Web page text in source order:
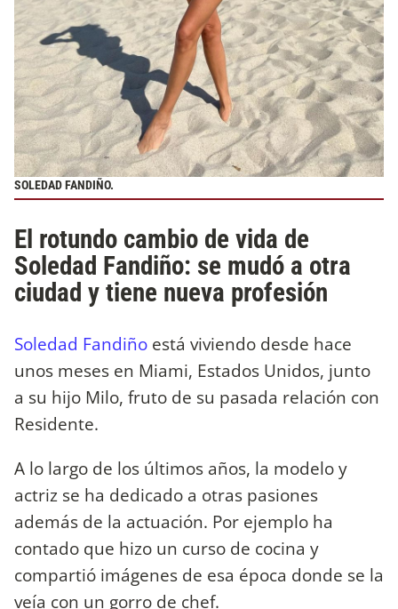
SOLEDAD FANDIÑO.
El rotundo cambio de vida de
Soledad Fandiño: se mudó a otra
ciudad y tiene nueva profesión
Soledad Fandiño está viviendo desde hace
unos meses en Miami, Estados Unidos, junto
a su hijo Milo, fruto de su pasada relación con
Residente.
A lo largo de los últimos años, la modelo y
actriz se ha dedicado a otras pasiones
además de la actuación. Por ejemplo ha
contado que hizo un curso de cocina y
compartió imágenes de esa época donde se la
veía con un gorro de chef.